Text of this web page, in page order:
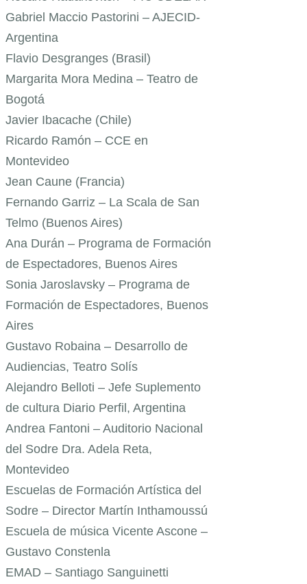
Gabriel Maccio Pastorini – AJECID-
Argentina
Flavio Desgranges (Brasil)
Margarita Mora Medina – Teatro de
Bogotá
Javier Ibacache (Chile)
Ricardo Ramón – CCE en
Montevideo
Jean Caune (Francia)
Fernando Garriz – La Scala de San
Telmo (Buenos Aires)
Ana Durán – Programa de Formación
de Espectadores, Buenos Aires
Sonia Jaroslavsky – Programa de
Formación de Espectadores, Buenos
Aires
Gustavo Robaina – Desarrollo de
Audiencias, Teatro Solís
Alejandro Belloti – Jefe Suplemento
de cultura Diario Perfil, Argentina
Andrea Fantoni – Auditorio Nacional
del Sodre Dra. Adela Reta,
Montevideo
Escuelas de Formación Artística del
Sodre – Director Martín Inthamoussú
Escuela de música Vicente Ascone –
Gustavo Constenla
EMAD – Santiago Sanguinetti